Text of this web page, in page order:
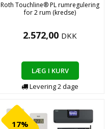
Roth Touchline® PL rumregulering
for 2 rum (kredse)
2.572,00 DKK
LÆG I KURV
Levering2dage
17%